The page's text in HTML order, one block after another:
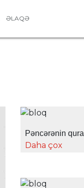
ƏLAQƏ
Pəncərənin
Daha çox